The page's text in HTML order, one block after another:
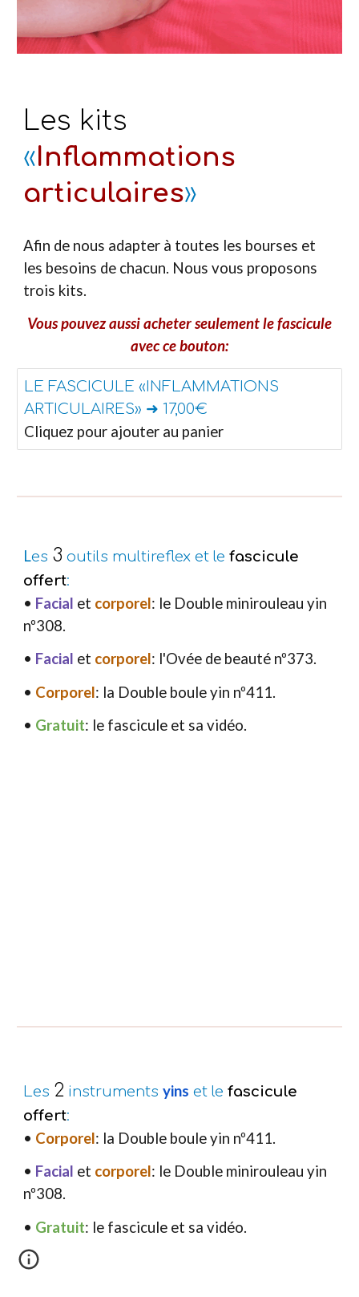
Les kits
«Inflammations
articulaires»
Afin de nous adapter à toutes les bourses et
les besoins de chacun. Nous vous proposons
trois kits.
Vous pouvez aussi acheter seulement le fascicule
avec ce bouton:
LE FASCICULE «INFLAMMATIONS
ARTICULAIRES» ➜ 17,00€
Cliquez pour ajouter au panier
Les 3 outils multireflex et lefascicule
offert:
• Facial et corporel: le Double minirouleau yin
nº308.
• Facial et corporel: l'Ovée de beauté nº373.
• Corporel: la Double boule yin nº411.
• Gratuit: le fascicule et sa vidéo.
Les 2 instrumentsyins et lefascicule
offert:
• Corporel: la Double boule yin nº411.
• Facial et corporel: le Double minirouleau yin
nº308.
• Gratuit: le fascicule et sa vidéo.